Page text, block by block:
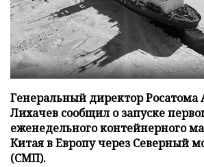
Генеральный директор Росатома
Лихачев сообщил о запуске
еженедельного контейнерного
Китая в Европу через Северный
(СМП).